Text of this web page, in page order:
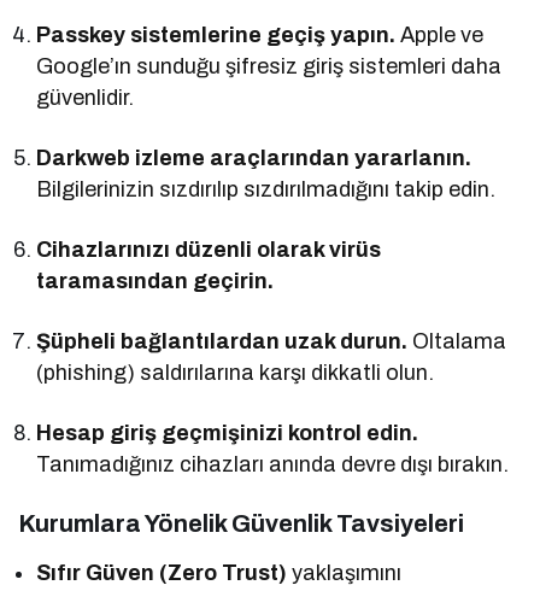
Passkey sistemlerine geçiş yapın. Apple ve
Google’ın sunduğu şifresiz giriş sistemleri daha
güvenlidir.
Darkweb izleme araçlarından yararlanın.
Bilgilerinizin sızdırılıp sızdırılmadığını takip edin.
Cihazlarınızı düzenli olarak virüs
taramasından geçirin.
Şüpheli bağlantılardan uzak durun. Oltalama
(phishing) saldırılarına karşı dikkatli olun.
Hesap giriş geçmişinizi kontrol edin.
Tanımadığınız cihazları anında devre dışı bırakın.
Kurumlara Yönelik Güvenlik Tavsiyeleri
Sıfır Güven (Zero Trust) yaklaşımını